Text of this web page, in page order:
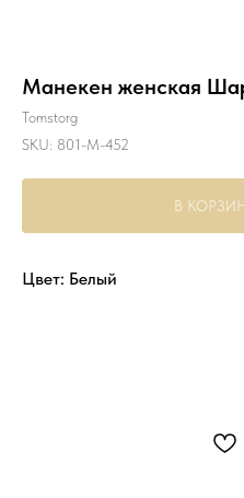
Манекен женская
Tomstorg
SKU: 801-M-452
В
Цвет: Белый